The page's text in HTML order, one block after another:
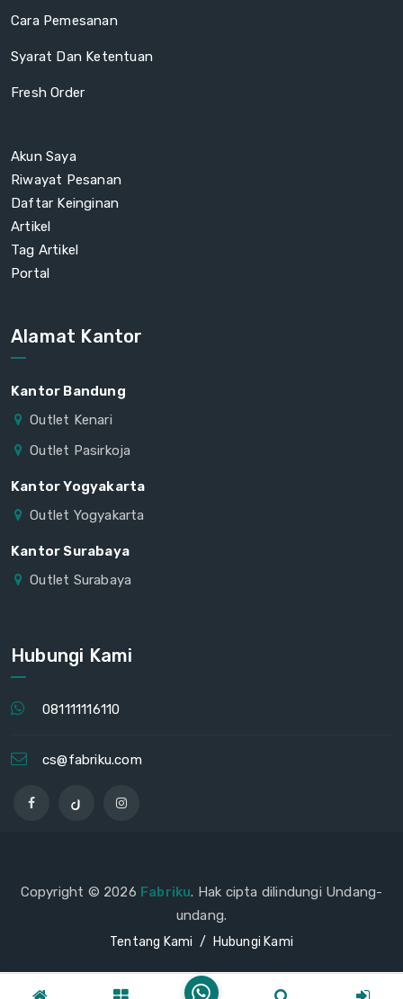
Cara Pemesanan
Syarat Dan Ketentuan
Fresh Order
Akun Saya
Riwayat Pesanan
Daftar Keinginan
Artikel
Tag Artikel
Portal
Alamat Kantor
Kantor Bandung
Outlet Kenari
Outlet Pasirkoja
Kantor Yogyakarta
Outlet Yogyakarta
Kantor Surabaya
Outlet Surabaya
Hubungi Kami
081111116110
cs@fabriku.com
Copyright © 2026 Fabriku. Hak cipta dilindungi Undang-
undang.
Tentang Kami Hubungi Kami